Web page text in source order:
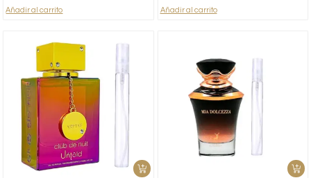
Añadir al carrito Añadir al carrito